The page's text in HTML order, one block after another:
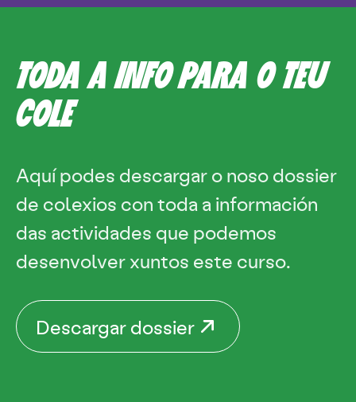
TODA A INFO PARA O TEU
COLE
Aquí podes descargar o noso dossier
de colexios con toda a información
das actividades que podemos
desenvolver xuntos este curso.
Descargar dossier